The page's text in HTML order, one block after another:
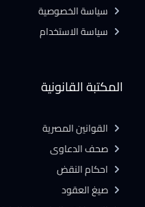
المكتبة القانونية
القوانين المصرية
صحف الدعاوى
احكام النقض
صيغ العقود
سياسة الخصوصية
سياسة الاستخدام